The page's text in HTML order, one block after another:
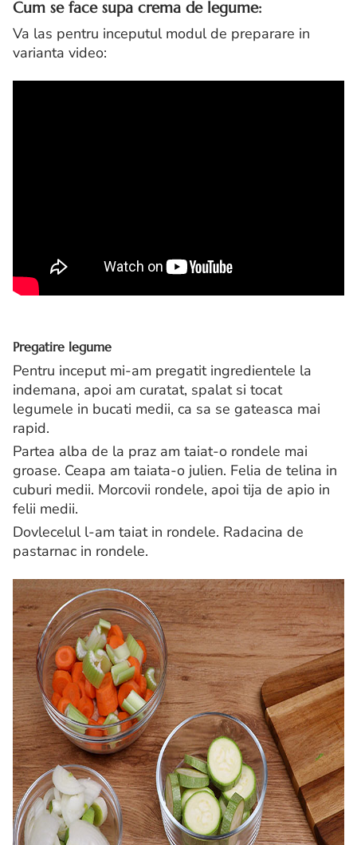
Cum se face supa crema de legume:
Va las pentru inceputul modul de preparare in
varianta video:
Pregatire legume
Pentru inceput mi-am pregatit ingredientele la
indemana, apoi am curatat, spalat si tocat
legumele in bucati medii, ca sa se gateasca mai
rapid.
Partea alba de la praz am taiat-o rondele mai
groase. Ceapa am taiata-o julien. Felia de telina in
cuburi medii. Morcovii rondele, apoi tija de apio in
felii medii.
Dovlecelul l-am taiat in rondele. Radacina de
pastarnac in rondele.